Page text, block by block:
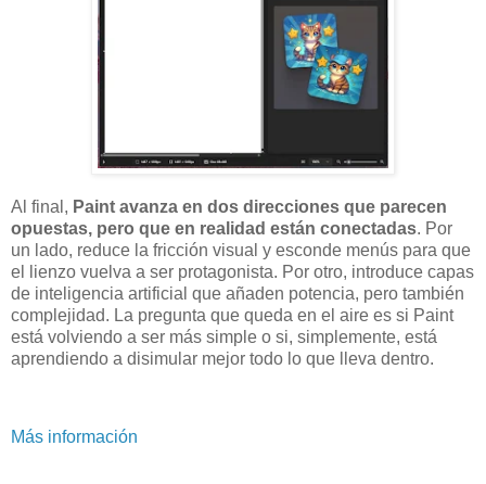
Al final, Paint avanza en dos direcciones que parecen
opuestas, pero que en realidad están conectadas. Por
un lado, reduce la fricción visual y esconde menús para que
el lienzo vuelva a ser protagonista. Por otro, introduce capas
de inteligencia artificial que añaden potencia, pero también
complejidad. La pregunta que queda en el aire es si Paint
está volviendo a ser más simple o si, simplemente, está
aprendiendo a disimular mejor todo lo que lleva dentro.
Más información